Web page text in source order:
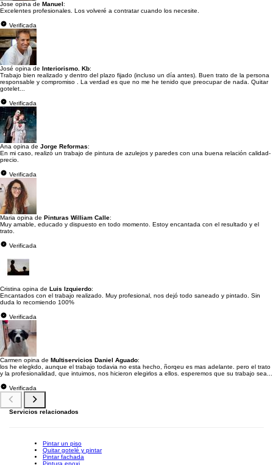
Jose opina de Manuel:
Excelentes profesionales. Los volveré a contratar cuando los necesite.
Verificada
José opina de Interiorismo. Kb:
Trabajo bien realizado y dentro del plazo fijado (incluso un día antes). Buen trato de la persona
responsable y compromiso . La verdad es que no me he tenido que preocupar de nada. Quitar
gotelet...
Verificada
Ana opina de Jorge Reformas:
En mi caso, realizó un trabajo de pintura de azulejos y paredes con una buena relación calidad-
precio.
Verificada
Maria opina de Pinturas William Calle:
Muy amable, educado y dispuesto en todo momento. Estoy encantada con el resultado y el
trato.
Verificada
Cristina opina de Luis Izquierdo:
Encantados con el trabajo realizado. Muy profesional, nos dejó todo saneado y pintado. Sin
duda lo recomiendo 100%
Verificada
Carmen opina de Multiservicios Daniel Aguado:
los he elegkdo, aunque el trabajo todavia no esta hecho, ñorqeu es mas adelante. pero el trato
y la profesionalidad, que intuimos, nos hicieron elegirlos a ellos. esperemos que su trabajo sea...
Verificada
Servicios relacionados
Pintar un piso
Quitar gotelé y pintar
Pintar fachada
Pintura epoxi